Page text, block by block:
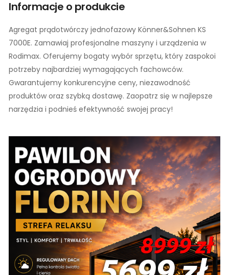
Informacje o produkcie
Agregat prądotwórczy jednofazowy Könner&Sohnen KS
7000E. Zamawiaj profesjonalne maszyny i urządzenia w
Rodimax. Oferujemy bogaty wybór sprzętu, który zaspokoi
potrzeby najbardziej wymagających fachowców.
Gwarantujemy konkurencyjne ceny, niezawodność
produktów oraz szybką dostawę. Zaopatrz się w najlepsze
narzędzia i podnieś efektywność swojej pracy!